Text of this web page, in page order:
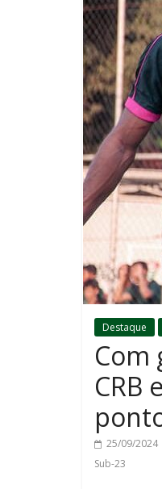
Destaque
Com
CRB
25/09/2024
Sub-23